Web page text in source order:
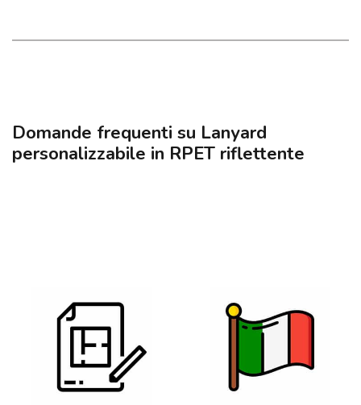
Domande frequenti su Lanyard
personalizzabile in RPET riflettente